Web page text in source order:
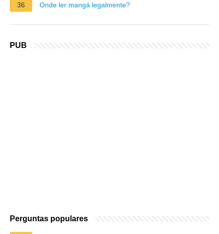
36 Onde ler mangá legalmente?
PUB
Perguntas populares